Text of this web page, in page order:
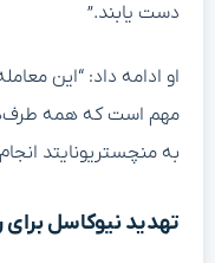
دست یابند.”
او ادامه داد: “این
مهم است که همه
به منچستریونایتد
تهدید نیوکاسل